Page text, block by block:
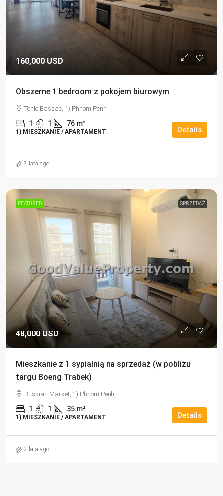
160,000 USD
Obszerne 1 bedroom z pokojem biurowym
Tonle Bassac, 1) Phnom Penh
1 1 76 m²
1) MIESZKANIE / APARTAMENT Details
2 lata ago
FEATURED SPRZEDAŻ
48,000 USD
Mieszkanie z 1 sypialnią na sprzedaż (w pobliżu
targu Boeng Trabek)
Russian Market, 1) Phnom Penh
1 1 35 m²
1) MIESZKANIE / APARTAMENT Details
2 lata ago